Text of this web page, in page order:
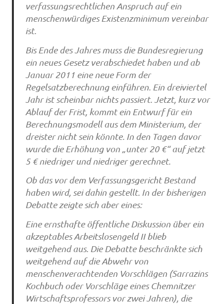
verfassungsrechtlichen Anspruch auf ein
menschenwürdiges Existenzminimum vereinbar
ist.
Bis Ende des Jahres muss die Bundesregierung
ein neues Gesetz verabschiedet haben und ab
Januar 2011 eine neue Form der
Regelsatzberechnung einführen. Ein dreiviertel
Jahr ist scheinbar nichts passiert. Jetzt, kurz vor
Ablauf der Frist, kommt ein Entwurf für ein
Berechnungsmodell aus dem Ministerium, der
dreister nicht sein könnte. In den Tagen davor
wurde die Erhöhung von „unter 20 €“ auf jetzt
5 € niedriger und niedriger gerechnet.
Ob das vor dem Verfassungsgericht Bestand
haben wird, sei dahin gestellt. In der bisherigen
Debatte zeigte sich aber eines:
Eine ernsthafte öffentliche Diskussion über ein
akzeptables Arbeitslosengeld II blieb
weitgehend aus. Die Debatte beschränkte sich
weitgehend auf die Abwehr von
menschenverachtenden Vorschlägen (Sarrazins
Kochbuch oder Vorschläge eines Chemnitzer
Wirtschaftsprofessors vor zwei Jahren), die